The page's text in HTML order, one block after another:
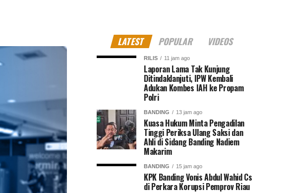
LATEST POPULAR VIDEOS
RILIS 11 jam ago
Laporan Lama Tak Kunjung
Ditindaklanjuti, IPW Kembali
Adukan Kombes IAH ke Propam
Polri
BANDING 13 jam ago
Kuasa Hukum Minta Pengadilan
Tinggi Periksa Ulang Saksi dan
Ahli di Sidang Banding Nadiem
Makarim
BANDING 15 jam ago
KPK Banding Vonis Abdul Wahid Cs
di Perkara Korupsi Pemprov Riau